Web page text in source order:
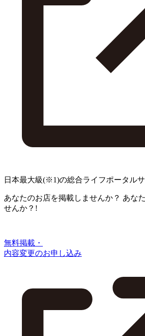
日本最大級(※1)の総合ライフポータルサ
あなたのお店を掲載しませんか？ あな
せんか？!
無料掲載・
内容変更のお申し込み